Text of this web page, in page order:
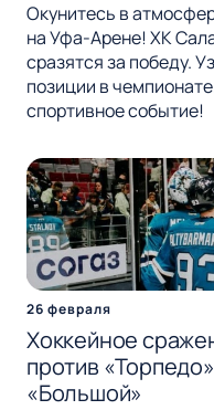
Окунитесь в
на Уфа-Арене! ХК
сразятся за победу.
позиции в
спортивное событие!
26 февраля
Хоккейное
против
«Большой»